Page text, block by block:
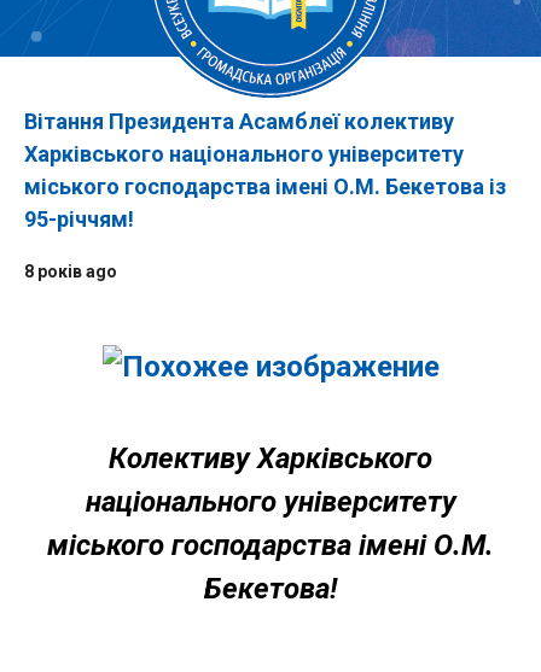
Вітання Президента Асамблеї колективу
Харківського національного університету
міського господарства імені О.М. Бекетова із
95-річчям!
8 років ago
Колективу Харківського
національного університету
міського господарства імені О.М.
Бекетова!